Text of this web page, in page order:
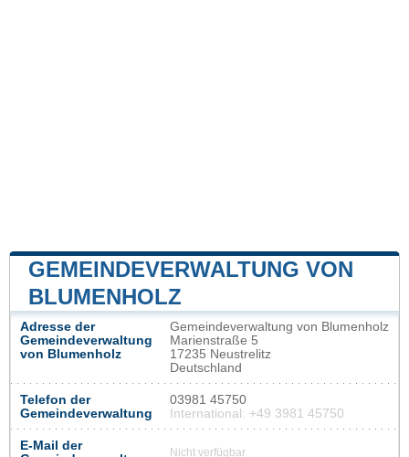
GEMEINDEVERWALTUNG VON
BLUMENHOLZ
Adresse der
Gemeindeverwaltung
von Blumenholz
Gemeindeverwaltung von Blumenholz
Marienstraße 5
17235 Neustrelitz
Deutschland
Telefon der
Gemeindeverwaltung
03981 45750
International: +49 3981 45750
E-Mail der
Nicht verfügbar